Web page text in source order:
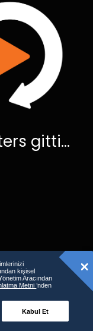
gitti...
kişisel
Aracından
Metni’nden
Kabul Et